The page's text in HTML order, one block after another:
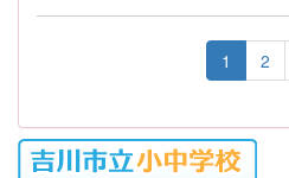
1 2